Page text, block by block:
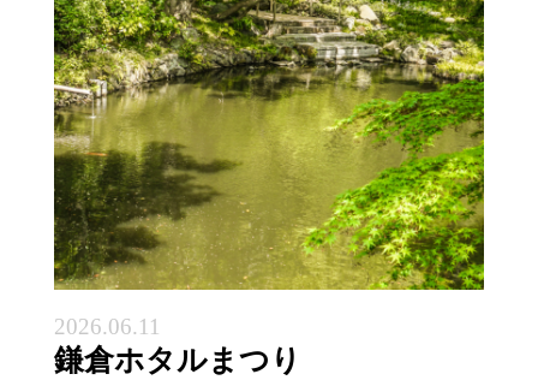
2026.06.11
鎌倉ホタルまつり